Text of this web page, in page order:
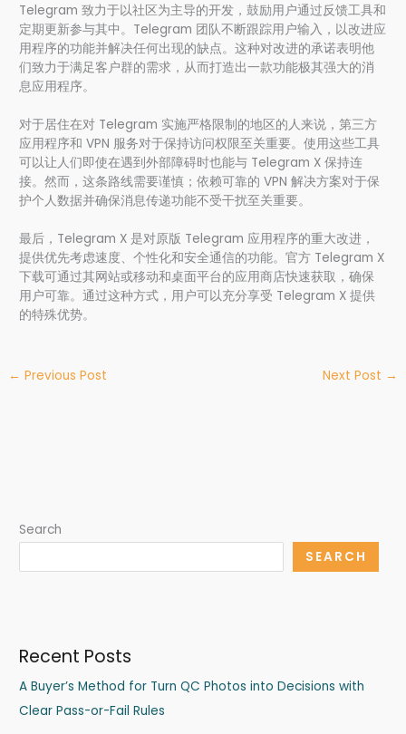
Telegram 致力于以社区为主导的开发，鼓励用户通过反馈工具和
定期更新参与其中。Telegram 团队不断跟踪用户输入，以改进应
用程序的功能并解决任何出现的缺点。这种对改进的承诺表明他
们致力于满足客户群的需求，从而打造出一款功能极其强大的消
息应用程序。
对于居住在对 Telegram 实施严格限制的地区的人来说，第三方
应用程序和 VPN 服务对于保持访问权限至关重要。使用这些工具
可以让人们即使在遇到外部障碍时也能与 Telegram X 保持连
接。然而，这条路线需要谨慎；依赖可靠的 VPN 解决方案对于保
护个人数据并确保消息传递功能不受干扰至关重要。
最后，Telegram X 是对原版 Telegram 应用程序的重大改进，
提供优先考虑速度、个性化和安全通信的功能。官方 Telegram X
下载可通过其网站或移动和桌面平台的应用商店快速获取，确保
用户可靠。通过这种方式，用户可以充分享受 Telegram X 提供
的特殊优势。
← Previous Post Next Post →
Search
SEARCH
Recent Posts
A Buyer’s Method for Turn QC Photos into Decisions with
Clear Pass-or-Fail Rules